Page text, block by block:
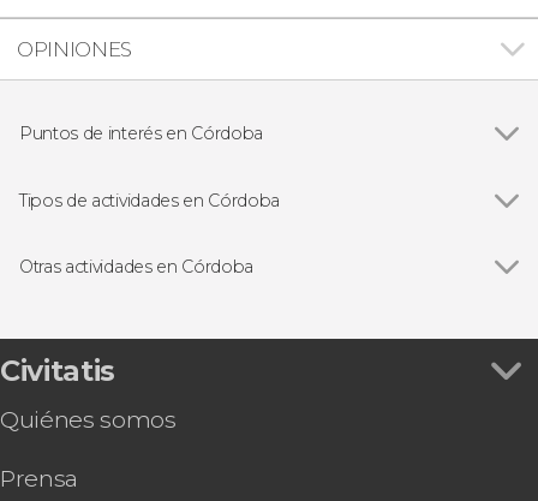
OPINIONES
Puntos de interés en Córdoba
Patios de Córdoba
Puente Romano de Córdoba
Sinagoga de Córdoba
Tipos de actividades en Córdoba
Free tours en Córdoba
Otras actividades en Córdoba
Visita del Palacio de Viana y sus patios
Autobús turístico de Córdoba
Juego de pistas en Córdoba: Búsqueda del
Excursión privada desde Córdoba
Civitatis
Quiénes somos
Prensa